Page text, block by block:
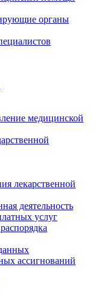
органы
медицинской
лекарственной
деятельность
услуг
ассигнований